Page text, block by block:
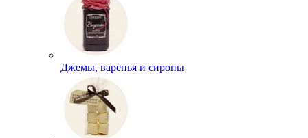
Джемы, варенья и сиропы